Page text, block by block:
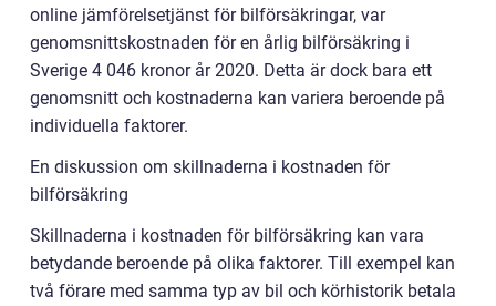
online jämförelsetjänst för bilförsäkringar, var
genomsnittskostnaden för en årlig bilförsäkring i
Sverige 4 046 kronor år 2020. Detta är dock bara ett
genomsnitt och kostnaderna kan variera beroende på
individuella faktorer.
En diskussion om skillnaderna i kostnaden för
bilförsäkring
Skillnaderna i kostnaden för bilförsäkring kan vara
betydande beroende på olika faktorer. Till exempel kan
två förare med samma typ av bil och körhistorik betala